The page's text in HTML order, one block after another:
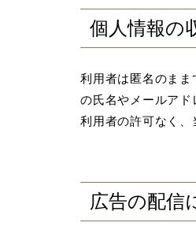
個人情報の
利用者は匿名のま
の氏名やメールア
利用者の許可なく、
広告の配信